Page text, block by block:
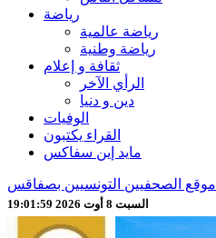
رياضة
رياضة عالمية
رياضة وطنية
ثقافة و إعلام
الرأي الآخر
دين و دنيا
الوفيات
القراء يكتبون
مايد إين سفاكس
موقع الصحفيين التونسيين بصفاقس
السبت 8 أوت 2026 19:02:01